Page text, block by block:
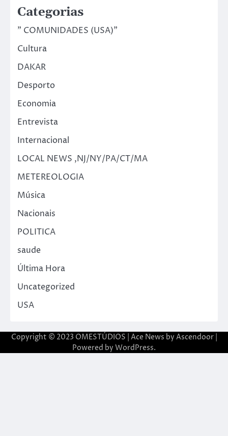
Categorias
" COMUNIDADES (USA)"
Cultura
DAKAR
Desporto
Economia
Entrevista
Internacional
LOCAL NEWS ,NJ/NY/PA/CT/MA
METEREOLOGIA
Música
Nacionais
POLITICA
saude
Última Hora
Uncategorized
USA
Copyright © 2023 OMESTÚDIOS | Ace News by Ascendoor|
Powered by WordPress.